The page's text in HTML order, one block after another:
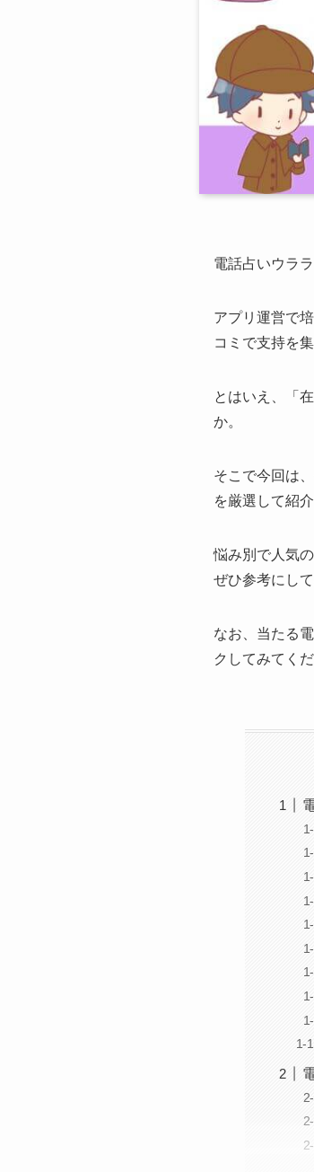
電話占いウラ
アプリ運営で
コミで支持を
とはいえ、「
か。
そこで今回は
を厳選して紹介
悩み別で人気
ぜひ参考にし
なお、当たる
クしてみてくだ